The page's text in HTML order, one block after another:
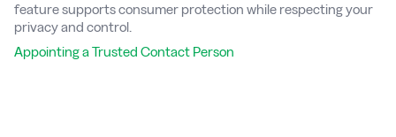
feature supports consumer protection while respecting your
privacy and control.
Appointing a Trusted Contact Person